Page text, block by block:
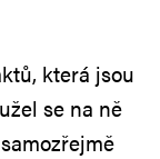
která jsou
se na ně